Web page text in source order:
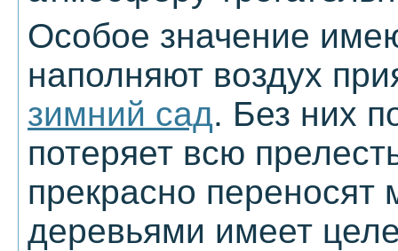
Особое значение
наполняют воздух
зимний сад. Без них
потеряет всю
прекрасно переносят
деревьями имеет